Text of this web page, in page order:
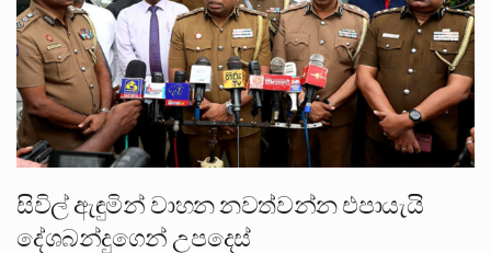
සිවිල් ඇඳුමින් වාහන නවත්වන්න එපායැයි
දේශබන්දුගෙන් උපදෙස්